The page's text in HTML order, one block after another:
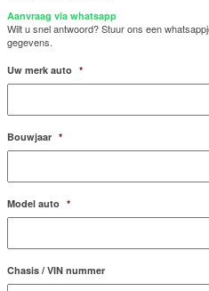
Aanvraag via whatsapp
Wilt u snel antwoord? Stuur ons een
gegevens.
Uw merk auto *
Bouwjaar *
Model auto *
Chasis / VIN nummer